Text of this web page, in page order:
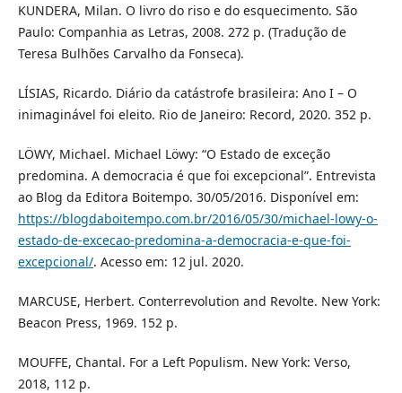
KUNDERA, Milan. O livro do riso e do esquecimento. São
Paulo: Companhia as Letras, 2008. 272 p. (Tradução de
Teresa Bulhões Carvalho da Fonseca).
LÍSIAS, Ricardo. Diário da catástrofe brasileira: Ano I – O
inimaginável foi eleito. Rio de Janeiro: Record, 2020. 352 p.
LÖWY, Michael. Michael Löwy: “O Estado de exceção
predomina. A democracia é que foi excepcional”. Entrevista
ao Blog da Editora Boitempo. 30/05/2016. Disponível em:
https://blogdaboitempo.com.br/2016/05/30/michael-lowy-o-
estado-de-excecao-predomina-a-democracia-e-que-foi-
excepcional/. Acesso em: 12 jul. 2020.
MARCUSE, Herbert. Conterrevolution and Revolte. New York:
Beacon Press, 1969. 152 p.
MOUFFE, Chantal. For a Left Populism. New York: Verso,
2018, 112 p.